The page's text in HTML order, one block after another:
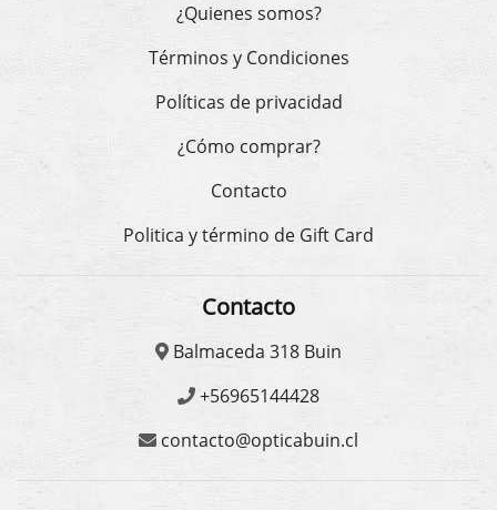
¿Quienes somos?
Términos y Condiciones
Políticas de privacidad
¿Cómo comprar?
Contacto
Politica y término de Gift Card
Contacto
Balmaceda 318 Buin
+56965144428
contacto@opticabuin.cl